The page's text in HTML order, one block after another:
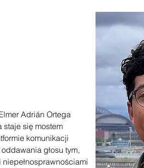
Adrián Ortega
się mostem
komunikacji
głosu tym,